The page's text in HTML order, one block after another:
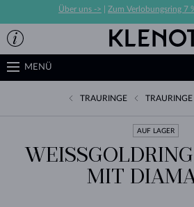
Über uns -> Zum Verlobungsring 7
MENÜ
TRAURINGE TRAURINGE
AUF LAGER
WEISSGOLDRING
IT